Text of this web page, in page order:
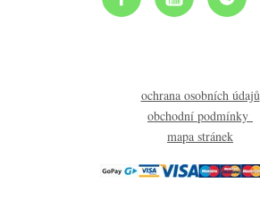
ochrana osobních údajů
obchodní podmínky
mapa stránek